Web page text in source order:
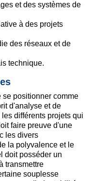
et des systèmes de
à des projets
des réseaux et de
technique.
se positionner comme
d'analyse et de
différents projets qui
faire preuve d'une
les divers
la polyvalence et le
doit posséder un
transmettre
souplesse